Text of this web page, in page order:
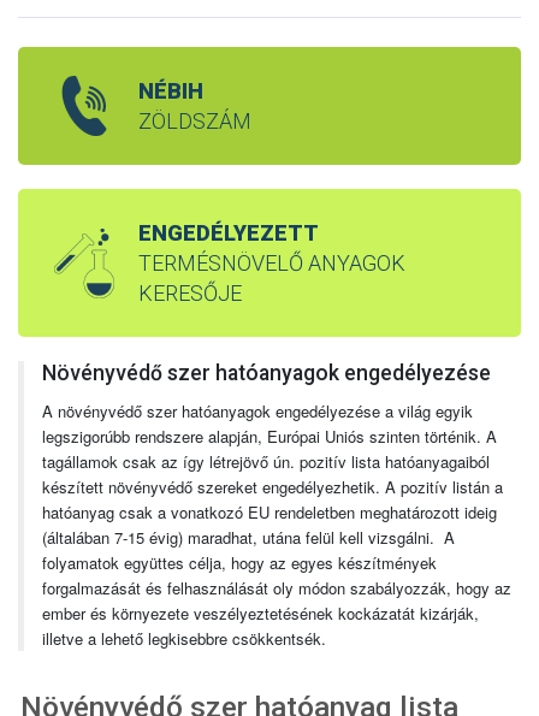
NÉBIH
ZÖLDSZÁM
ENGEDÉLYEZETT
TERMÉSNÖVELŐ ANYAGOK
KERESŐJE
Növényvédő szer hatóanyagok engedélyezése
A növényvédő szer hatóanyagok engedélyezése a világ egyik
legszigorúbb rendszere alapján, Európai Uniós szinten történik. A
tagállamok csak az így létrejövő ún. pozitív lista hatóanyagaiból
készített növényvédő szereket engedélyezhetik. A pozitív listán a
hatóanyag csak a vonatkozó EU rendeletben meghatározott ideig
(általában 7-15 évig) maradhat, utána felül kell vizsgálni. A
folyamatok együttes célja, hogy az egyes készítmények
forgalmazását és felhasználását oly módon szabályozzák, hogy az
ember és környezete veszélyeztetésének kockázatát kizárják,
illetve a lehető legkisebbre csökkentsék.
Növényvédő szer hatóanyag lista